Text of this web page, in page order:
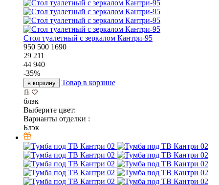
Стол туалетный с зеркалом Кантри-95
950 500 1690
29 211
44 940
-35%
в корзину Товар в корзине
блэк
Выберите цвет:
Варианты отделки :
Блэк